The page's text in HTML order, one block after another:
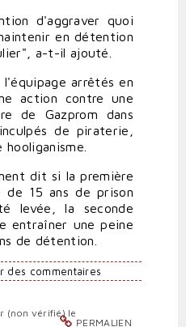
d'aggraver quoi
en détention
a-t-il ajouté.
arrêtés en
action contre une
de Gazprom dans
de piraterie,
dit si la première
de 15 ans de prison
levée, la seconde
entraîner une peine
de détention.
des commentaires
PERMALIEN
(non vérifié)le